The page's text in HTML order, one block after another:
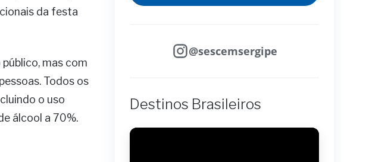
da festa
mas com
Todos os
o uso
álcool a 70%.
@sescemsergipe
Destinos Brasileiros